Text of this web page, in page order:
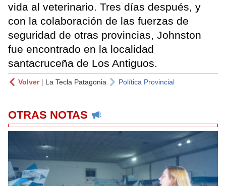
vida al veterinario. Tres días después, y
con la colaboración de las fuerzas de
seguridad de otras provincias, Johnston
fue encontrado en la localidad
santacruceña de Los Antiguos.
Volver| La Tecla Patagonia Política Provincial
OTRAS NOTAS